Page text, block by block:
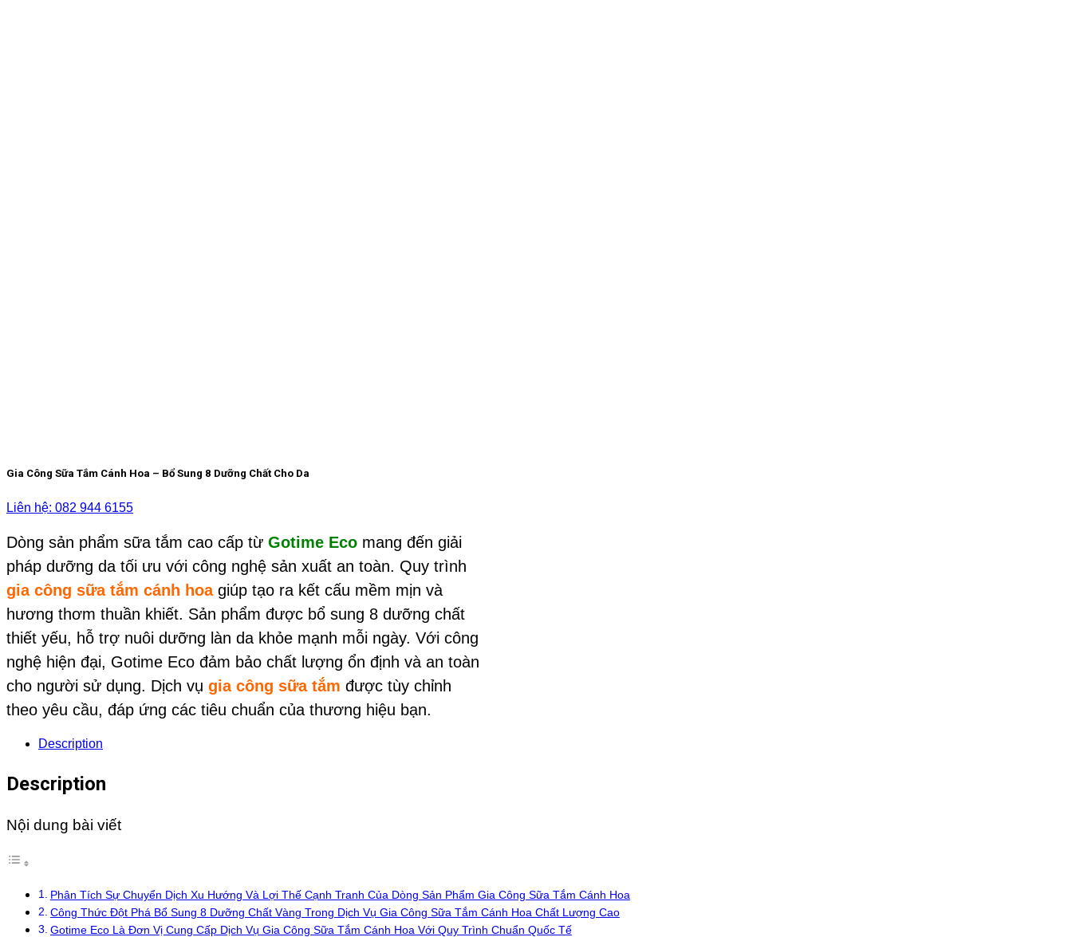
Gia Công Sữa Tắm Cánh Hoa – Bổ Sung 8 Dưỡng Chất Cho Da
Liên hệ: 082 944 6155
Dòng sản phẩm sữa tắm cao cấp từ Gotime Eco mang đến giải
pháp dưỡng da tối ưu với công nghệ sản xuất an toàn. Quy trình
gia công sữa tắm cánh hoagiúp tạo ra kết cấu mềm mịn và
hương thơm thuần khiết. Sản phẩm được bổ sung 8 dưỡng chất
thiết yếu, hỗ trợ nuôi dưỡng làn da khỏe mạnh mỗi ngày. Với công
nghệ hiện đại, Gotime Eco đảm bảo chất lượng ổn định và an toàn
cho người sử dụng. Dịch vụ gia công sữa tắm được tùy chỉnh
theo yêu cầu, đáp ứng các tiêu chuẩn của thương hiệu bạn.
Description
Description
Nội dung bài viết
Phân Tích Sự Chuyển Dịch Xu Hướng Và Lợi Thế Cạnh Tranh Của Dòng Sản Phẩm Gia Công Sữa Tắm Cánh Hoa
Công Thức Đột Phá Bổ Sung 8 Dưỡng Chất Vàng Trong Dịch Vụ Gia Công Sữa Tắm Cánh Hoa Chất Lượng Cao
Gotime Eco Là Đơn Vị Cung Cấp Dịch Vụ Gia Công Sữa Tắm Cánh Hoa Với Quy Trình Chuẩn Quốc Tế